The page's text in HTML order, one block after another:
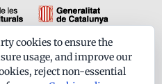
cookies to ensure the
usage, and improve our
reject non-essential